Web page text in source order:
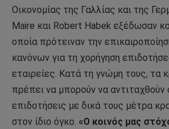
Οικονομίας της Γαλλίας και της
Maire και Robert Habek εξέδωσαν
οποία πρότειναν την
κανόνων για τη χορήγηση
εταιρείες. Κατά τη γνώμη τους, τα
πρέπει να μπορούν να αντιταχθούν
επιδοτήσεις με δικά τους μέτρα
στον ίδιο όγκο. «Ο κοινός μας